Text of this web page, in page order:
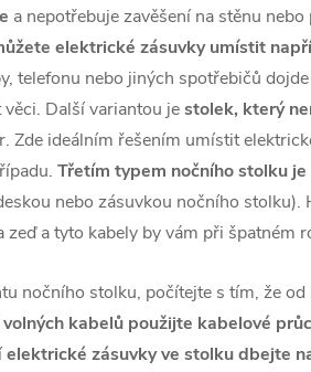
a nepotřebuje zavěšení na stěnu
elektrické zásuvky umístit
telefonu nebo jiných spotřebičů
Další variantou jestolek, který
Zde ideálním řešením umístit
Třetím typem nočního stolku je
nebo zásuvkou nočního stolku).
zeď a tyto kabely by vám při
nočního stolku, počítejte s tím, že
kabelů použijte kabelové
elektrické zásuvky ve stolku dbejte